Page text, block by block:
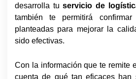
desarrolla tuservicio de
también te permitirá
planteadas para mejorar la
sido efectivas.
Con la información que te remite
cuenta de qué tan eficaces han